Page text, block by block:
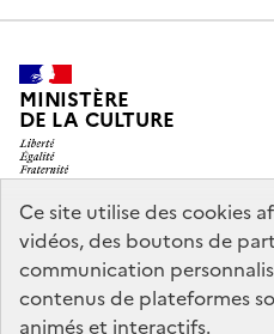
Ce site utilise des cookies
vidéos, des boutons de
communication
contenus de plateformes
animés et interactifs.
MINISTÈRE
DE LA CULTURE
legifrance.gouv.fr
service-public.gouv.fr